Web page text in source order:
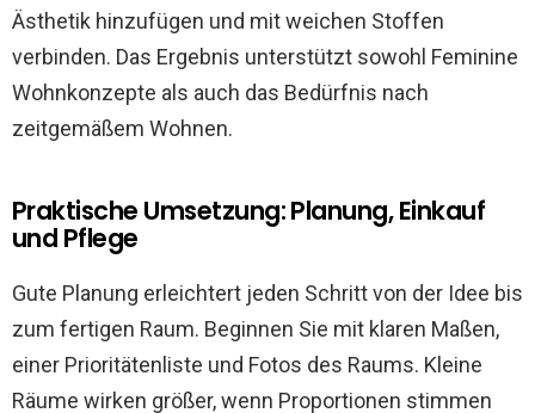
Ästhetik hinzufügen und mit weichen Stoffen
verbinden. Das Ergebnis unterstützt sowohl Feminine
Wohnkonzepte als auch das Bedürfnis nach
zeitgemäßem Wohnen.
Praktische Umsetzung: Planung, Einkauf
und Pflege
Gute Planung erleichtert jeden Schritt von der Idee bis
zum fertigen Raum. Beginnen Sie mit klaren Maßen,
einer Prioritätenliste und Fotos des Raums. Kleine
Räume wirken größer, wenn Proportionen stimmen